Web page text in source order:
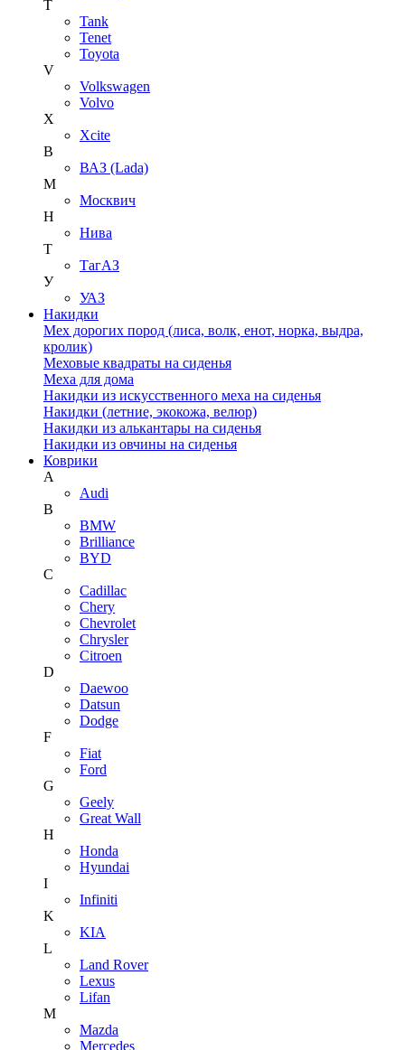
T
Tank
Tenet
Toyota
V
Volkswagen
Volvo
X
Xcite
В
ВАЗ (Lada)
М
Москвич
Н
Нива
Т
ТагАЗ
У
УАЗ
Накидки
Мех дорогих пород (лиса, волк, енот, норка, выдра,
кролик)
Меховые квадраты на сиденья
Меха для дома
Накидки из искусственного меха на сиденья
Накидки (летние, экокожа, велюр)
Накидки из алькантары на сиденья
Накидки из овчины на сиденья
Коврики
A
Audi
B
BMW
Brilliance
BYD
C
Cadillac
Chery
Chevrolet
Chrysler
Citroen
D
Daewoo
Datsun
Dodge
F
Fiat
Ford
G
Geely
Great Wall
H
Honda
Hyundai
I
Infiniti
K
KIA
L
Land Rover
Lexus
Lifan
M
Mazda
Mercedes